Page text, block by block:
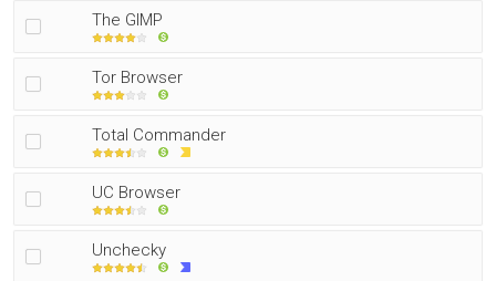
The GIMP
Tor Browser
Total Commander
UC Browser
Unchecky